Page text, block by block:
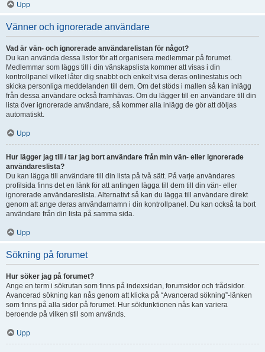
Upp
Vänner och ignorerade användare
Vad är vän- och ignorerade användarelistan för något?
Du kan använda dessa listor för att organisera medlemmar på forumet.
Medlemmar som läggs till i din vänskapslista kommer att visas i din
kontrollpanel vilket låter dig snabbt och enkelt visa deras onlinestatus och
skicka personliga meddelanden till dem. Om det stöds i mallen så kan inlägg
från dessa användare också framhävas. Om du lägger till en användare till din
lista över ignorerade användare, så kommer alla inlägg de gör att döljas
automatiskt.
Upp
Hur lägger jag till / tar jag bort användare från min vän- eller ignorerade
användareslista?
Du kan lägga till användare till din lista på två sätt. På varje användares
profilsida finns det en länk för att antingen lägga till dem till din vän- eller
ignorerade användareslista. Alternativt så kan du lägga till användare direkt
genom att ange deras användarnamn i din kontrollpanel. Du kan också ta bort
användare från din lista på samma sida.
Upp
Sökning på forumet
Hur söker jag på forumet?
Ange en term i sökrutan som finns på indexsidan, forumsidor och trådsidor.
Avancerad sökning kan nås genom att klicka på “Avancerad sökning”-länken
som finns på alla sidor på forumet. Hur sökfunktionen nås kan variera
beroende på vilken stil som används.
Upp